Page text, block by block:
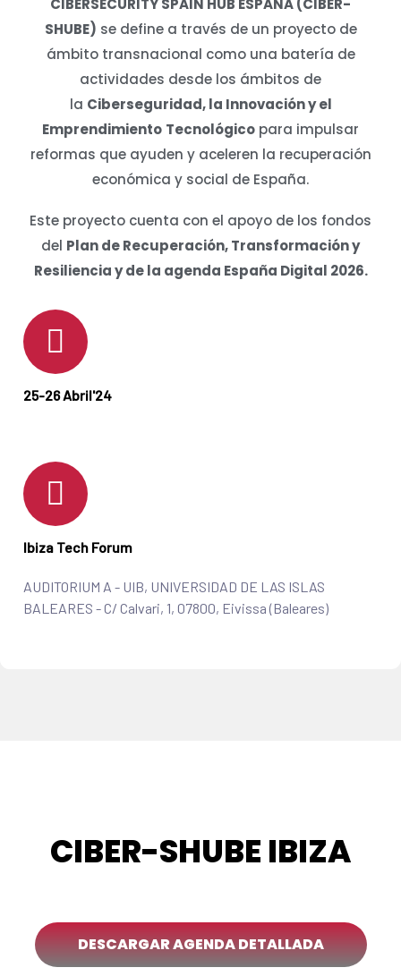
CIBERSECURITY SPAIN HUB ESPAÑA (CIBER-
SHUBE) se define a través de un proyecto de
ámbito transnacional como una batería de
actividades desde los ámbitos de
la Ciberseguridad, la Innovación y el
Emprendimiento Tecnológico para impulsar
reformas que ayuden y aceleren la recuperación
económica y social de España.
Este proyecto cuenta con el apoyo de los fondos
del Plan de Recuperación, Transformación y
Resiliencia y de la agenda España Digital 2026.
25-26 Abril'24
Ibiza Tech Forum
AUDITORIUM A - UIB, UNIVERSIDAD DE LAS ISLAS
BALEARES - C/ Calvari, 1, 07800, Eivissa (Baleares)
CIBER-SHUBE IBIZA
DESCARGAR AGENDA DETALLADA